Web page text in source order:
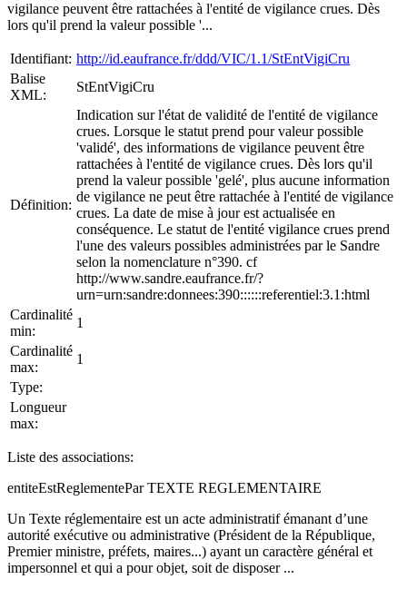
vigilance peuvent être rattachées à l'entité de vigilance crues. Dès
lors qu'il prend la valeur possible '...
Identifiant: http://id.eaufrance.fr/ddd/VIC/1.1/StEntVigiCru
Balise
XML:
StEntVigiCru
Définition:
Indication sur l'état de validité de l'entité de vigilance
crues. Lorsque le statut prend pour valeur possible
'validé', des informations de vigilance peuvent être
rattachées à l'entité de vigilance crues. Dès lors qu'il
prend la valeur possible 'gelé', plus aucune information
de vigilance ne peut être rattachée à l'entité de vigilance
crues. La date de mise à jour est actualisée en
conséquence. Le statut de l'entité vigilance crues prend
l'une des valeurs possibles administrées par le Sandre
selon la nomenclature n°390. cf
http://www.sandre.eaufrance.fr/?
urn=urn:sandre:donnees:390::::::referentiel:3.1:html
Cardinalité
min:
1
Cardinalité
max:
1
Type:
Longueur
max:
Liste des associations:
entiteEstReglementePar TEXTE REGLEMENTAIRE
Un Texte réglementaire est un acte administratif émanant d’une
autorité exécutive ou administrative (Président de la République,
Premier ministre, préfets, maires...) ayant un caractère général et
impersonnel et qui a pour objet, soit de disposer ...